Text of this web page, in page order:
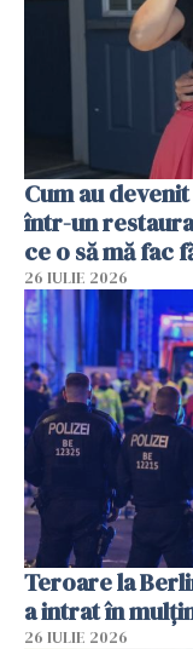
Cum au
într-un
ce o să mă fac
26 IULIE 2026
Teroare la
a intrat în
26 IULIE 2026